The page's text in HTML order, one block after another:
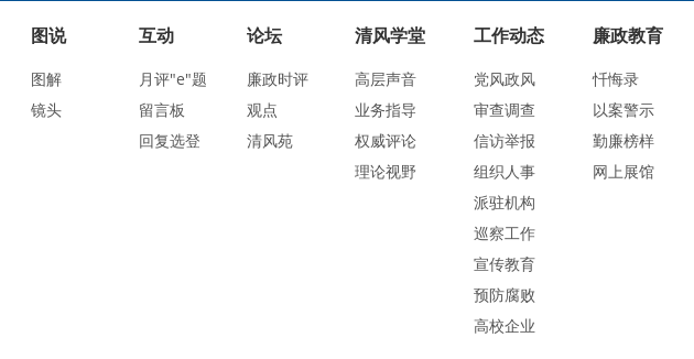
图说
图解
镜头
互动
月评"e"题
留言板
回复选登
论坛
廉政时评
观点
清风苑
清风学堂
高层声音
业务指导
权威评论
理论视野
工作动态
党风政风
审查调查
信访举报
组织人事
派驻机构
巡察工作
宣传教育
预防腐败
高校企业
廉政教育
忏悔录
以案警示
勤廉榜样
网上展馆